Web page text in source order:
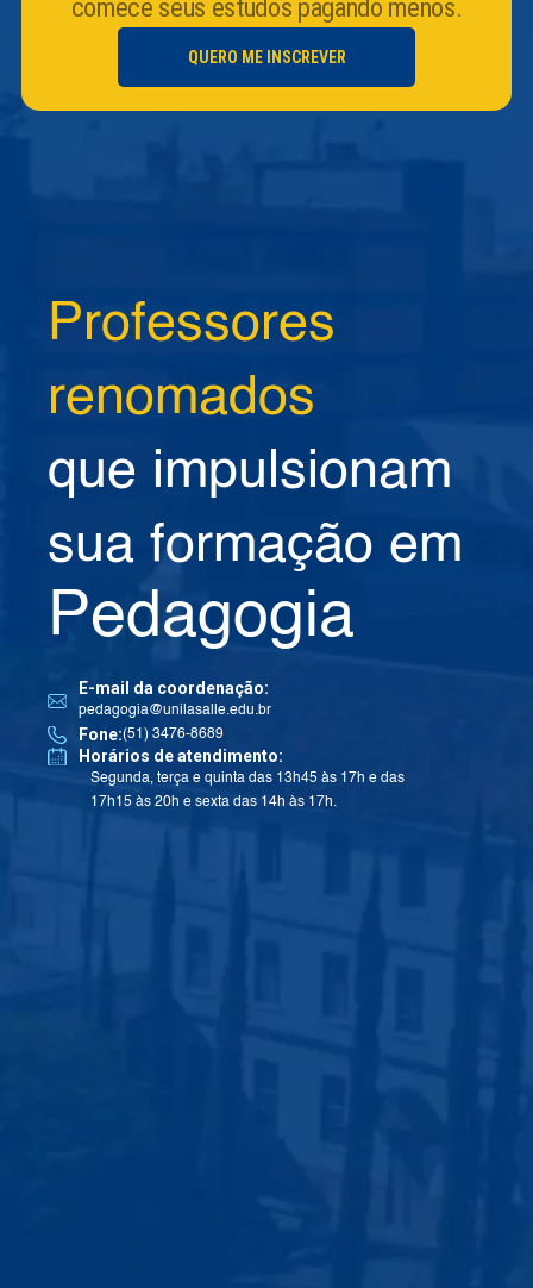
comece seus estudos pagando menos.
QUERO ME INSCREVER
Professores
renomados
que impulsionam
sua formação em
Pedagogia
E-mail da coordenação:
pedagogia@unilasalle.edu.br
Fone:(51) 3476-8689
Horários de atendimento:
Segunda, terça e quinta das 13h45 às 17h e das
17h15 às 20h e sexta das 14h às 17h.